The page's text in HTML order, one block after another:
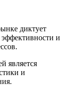
диктует
и
является
и